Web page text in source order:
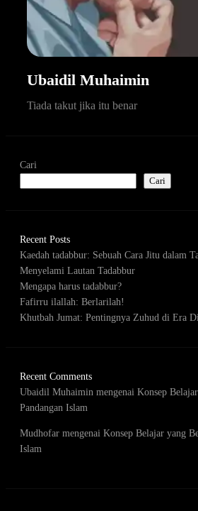
Ubaidil Muhaimin
Tiada takut jika itu benar
Cari
Cari
Recent Posts
Kaedah tadabbur: Sebuah Cara Jitu dalam
Menyelami Lautan Tadabbur
Mengapa harus tadabbur?
Fafirru ilallah: Berlarilah!
Khutbah Jumat: Pentingnya Zuhud di Era
Recent Comments
Ubaidil Muhaimin mengenai Konsep
Pandangan Islam
Mudhofar mengenai Konsep Belajar yang
Islam